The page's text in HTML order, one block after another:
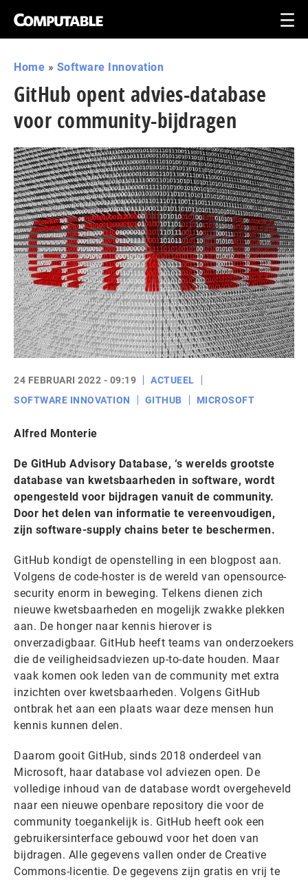
Home » Software Innovation
GitHub opent advies-database
voor community-bijdragen
24 FEBRUARI 2022 - 09:19
ACTUEEL
SOFTWARE INNOVATION
GITHUB MICROSOFT
Alfred Monterie
De GitHub Advisory Database, ‘s werelds grootste
database van kwetsbaarheden in software, wordt
opengesteld voor bijdragen vanuit de community.
Door het delen van informatie te vereenvoudigen,
zijn software-supply chains beter te beschermen.
GitHub kondigt de openstelling in een blogpost aan.
Volgens de code-hoster is de wereld van opensource-
security enorm in beweging. Telkens dienen zich
nieuwe kwetsbaarheden en mogelijk zwakke plekken
aan. De honger naar kennis hierover is
onverzadigbaar. GitHub heeft teams van onderzoekers
die de veiligheidsadviezen up-to-date houden. Maar
vaak komen ook leden van de community met extra
inzichten over kwetsbaarheden. Volgens GitHub
ontbrak het aan een plaats waar deze mensen hun
kennis kunnen delen.
Daarom gooit GitHub, sinds 2018 onderdeel van
Microsoft, haar database vol adviezen open. De
volledige inhoud van de database wordt overgeheveld
naar een nieuwe openbare repository die voor de
community toegankelijk is. GitHub heeft ook een
gebruikersinterface gebouwd voor het doen van
bijdragen. Alle gegevens vallen onder de Creative
Commons-licentie. De gegevens zijn gratis en vrij te